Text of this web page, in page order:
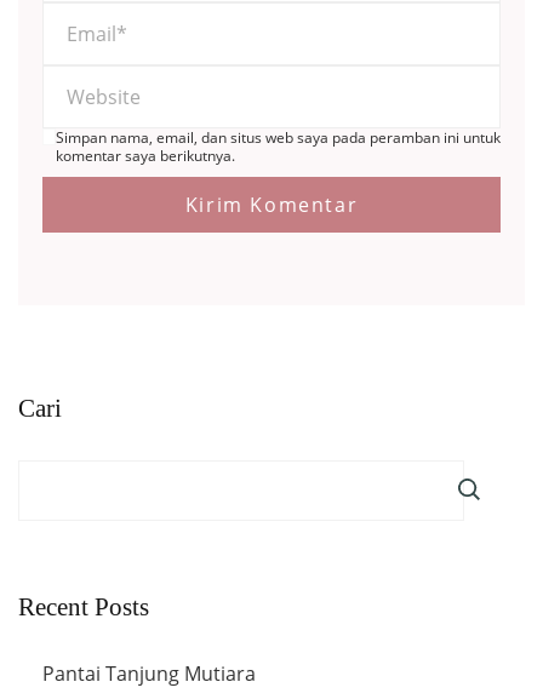
Simpan nama, email, dan situs web saya pada peramban ini untuk
komentar saya berikutnya.
Cari
Recent Posts
Pantai Tanjung Mutiara